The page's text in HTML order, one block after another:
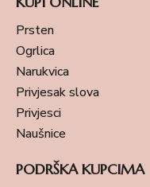
Prsten
Ogrlica
Narukvica
Privjesak slova
Privjesci
Naušnice
PODRŠKA KUPCIMA